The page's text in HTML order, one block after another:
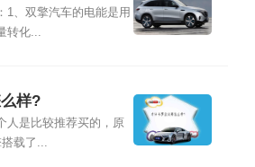
1、双擎汽车的电能是用
转化...
样?
人是比较推荐买的，原
载了...